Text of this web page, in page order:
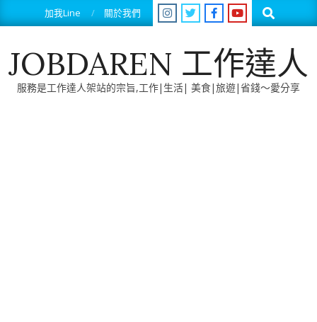
to
加我Line 關於我們 Search
JOBDAREN 工作達人
服務是工作達人架站的宗旨,工作|生活| 美食|旅遊|省錢～愛分享